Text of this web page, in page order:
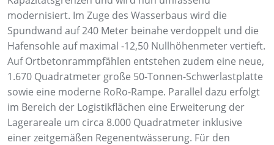
modernisiert. Im Zuge des Wasserbaus wird die
Spundwand auf 240 Meter beinahe verdoppelt und die
Hafensohle auf maximal -12,50 Nullhöhenmeter vertieft.
Auf Ortbetonrammpfählen entstehen zudem eine neue,
1.670 Quadratmeter große 50-Tonnen-Schwerlastplatte
sowie eine moderne RoRo-Rampe. Parallel dazu erfolgt
im Bereich der Logistikflächen eine Erweiterung der
Lagerareale um circa 8.000 Quadratmeter inklusive
einer zeitgemäßen Regenentwässerung. Für den